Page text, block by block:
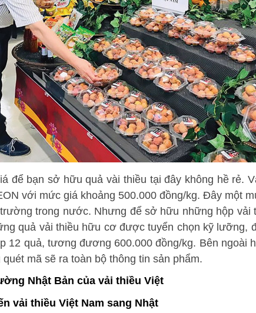
để bạn sở hữu quả vài thiều tại đây không hề rẻ.
với mức giá khoảng 500.000 đồng/kg. Đây một
trong nước. Nhưng để sở hữu những hộp vải
quả vải thiều hữu cơ được tuyển chọn kỹ lưỡng,
12 quả, tương đương 600.000 đồng/kg. Bên ngoài
mã sẽ ra toàn bộ thông tin sản phẩm.
Nhật Bản của vải thiều Việt
vải thiều Việt Nam sang Nhật